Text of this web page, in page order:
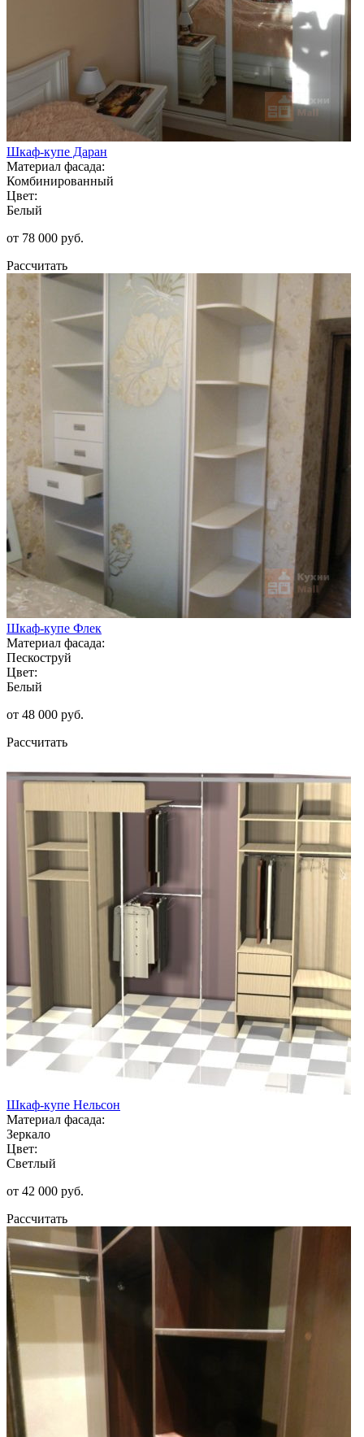
Шкаф-купе Даран
Материал фасада:
Комбинированный
Цвет:
Белый
от 78 000 руб.
Рассчитать
Шкаф-купе Флек
Материал фасада:
Пескоструй
Цвет:
Белый
от 48 000 руб.
Рассчитать
Шкаф-купе Нельсон
Материал фасада:
Зеркало
Цвет:
Светлый
от 42 000 руб.
Рассчитать